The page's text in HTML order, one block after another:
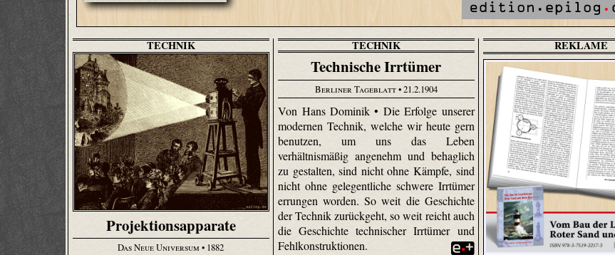
TECHNIK
Projektionsapparate
Das Neue Universum • 1882
TECHNIK
Technische Irrtümer
Berliner Tageblatt• 21.2.1904
Von Hans Dominik • Die Erfolge unserer
modernen Technik, welche wir heute gern
benutzen, um uns das Leben
verhältnismäßig angenehm und behaglich
zu gestalten, sind nicht ohne Kämpfe, sind
nicht ohne gelegentliche schwere Irrtümer
errungen worden. So weit die Geschichte
der Technik zurückgeht, so weit reicht auch
die Geschichte technischer Irrtümer und
Fehlkonstruktionen.
REKLAME